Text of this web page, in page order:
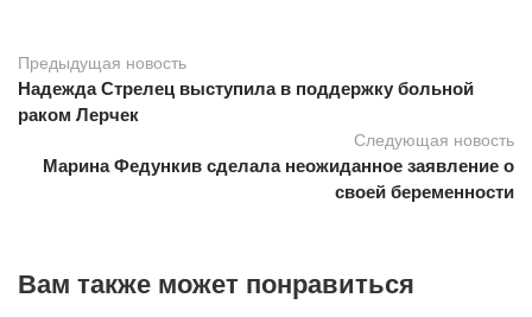
Предыдущая новость
Надежда Стрелец выступила в поддержку больной
раком Лерчек
Следующая новость
Марина Федункив сделала неожиданное заявление о
своей беременности
Вам также может понравиться